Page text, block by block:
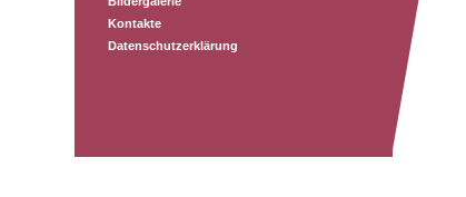
Kontakte
Datenschutzerklärung